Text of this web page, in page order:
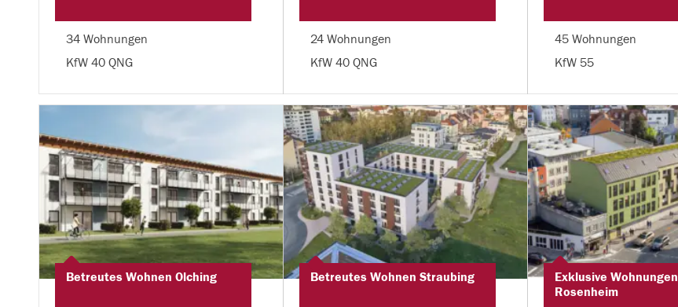
34 Wohnungen
KfW 40 QNG
24 Wohnungen
KfW 40 QNG
45 Wohnungen
KfW 55
Betreutes Wohnen Olching Betreutes Wohnen Straubing
Exklusive Wohnungen
Rosenheim